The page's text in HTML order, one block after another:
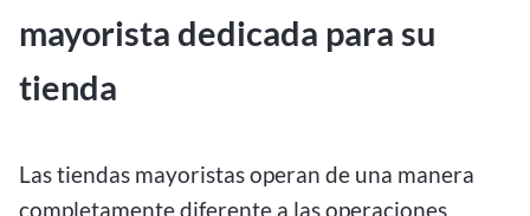
mayorista dedicada para su
tienda
Las tiendas mayoristas operan de una manera
completamente diferente a las operaciones